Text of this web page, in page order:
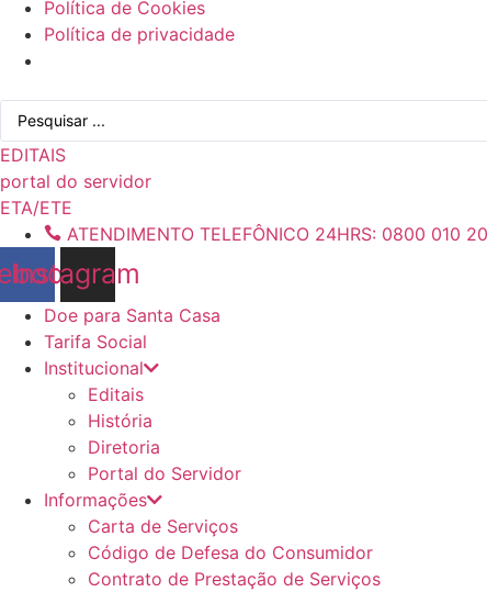
Política de Cookies
Política de privacidade
para
o
conteúdo
Pesquisar
EDITAIS
portal do servidor
ETA/ETE
ATENDIMENTO TELEFÔNICO 24HRS: 0800 010
Instagram
Doe para Santa Casa
Tarifa Social
Institucional
Editais
História
Diretoria
Portal do Servidor
Informações
Carta de Serviços
Código de Defesa do Consumidor
Contrato de Prestação de Serviços